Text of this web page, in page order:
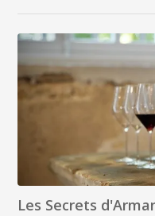
Les Secrets